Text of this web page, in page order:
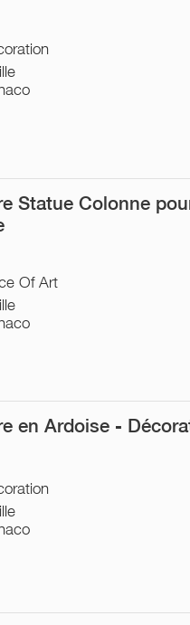
Statue Colonne
Of Art
en Ardoise -